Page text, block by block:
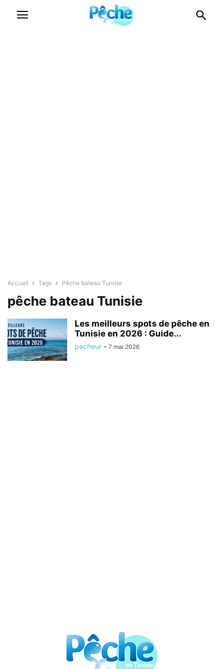
Accueil Tags Pêche bateau Tunisie
pêche bateau Tunisie
Les meilleurs spots de pêche en
Tunisie en 2026 : Guide...
pecheur - 7 mai 2026